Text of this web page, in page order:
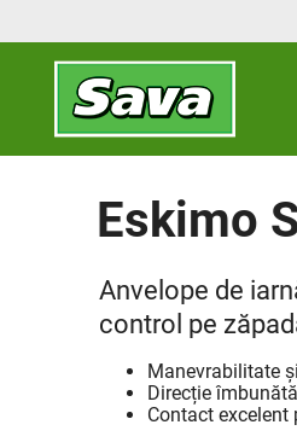
Eskimo
Anvelope de
control pe
Manevrabilitate
Direcție
Contact excelent